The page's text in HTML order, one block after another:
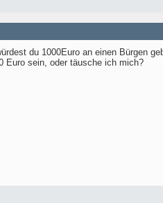
du 1000Euro an einen Bürgen
Euro sein, oder täusche ich mich?